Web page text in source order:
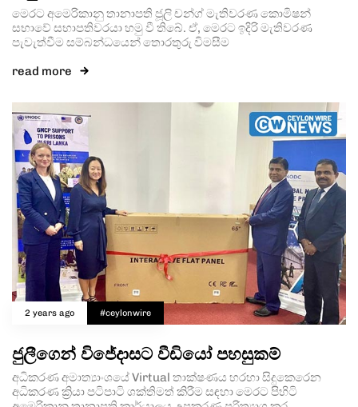
මෙරට අමෙරිකානු තානාපති ජූලි චන්ග් මැතිවරණ කොමිෂන්
සභාවේ සභාපතිවරයා හමු වී තිබේ. ඒ, මෙරට ඉදිරි මැතිවරණ
පැවැත්වීම සම්බන්ධයෙන් තොරතුරු විමසීම
read more
2 years ago #ceylonwire
ජුලීගෙන් විජේදාසට වීඩියෝ පහසුකම්
අධිකරණ අමාත්‍යාංශයේ Virtual තාක්ෂණය හරහා සිදුකෙරෙන
අධිකරණ ක්‍රියා පටිපාටි ශක්තිමත් කිරීම සඳහා මෙරට පිහිටි